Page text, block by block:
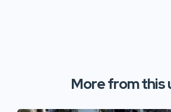
More from this